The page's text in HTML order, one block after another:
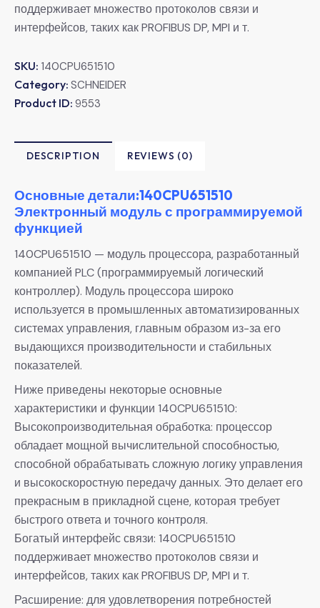
поддерживает множество протоколов связи и
интерфейсов, таких как PROFIBUS DP, MPI и т.
SKU: 140CPU651510
Category: SCHNEIDER
Product ID: 9553
DESCRIPTION REVIEWS (0)
Основные детали:140CPU651510
Электронный модуль с программируемой
функцией
140CPU651510 — модуль процессора, разработанный
компанией PLC (программируемый логический
контроллер). Модуль процессора широко
используется в промышленных автоматизированных
системах управления, главным образом из-за его
выдающихся производительности и стабильных
показателей.
Ниже приведены некоторые основные
характеристики и функции 140CPU651510:
Высокопроизводительная обработка: процессор
обладает мощной вычислительной способностью,
способной обрабатывать сложную логику управления
и высокоскоростную передачу данных. Это делает его
прекрасным в прикладной сцене, которая требует
быстрого ответа и точного контроля.
Богатый интерфейс связи: 140CPU651510
поддерживает множество протоколов связи и
интерфейсов, таких как PROFIBUS DP, MPI и т.
Расширение: для удовлетворения потребностей